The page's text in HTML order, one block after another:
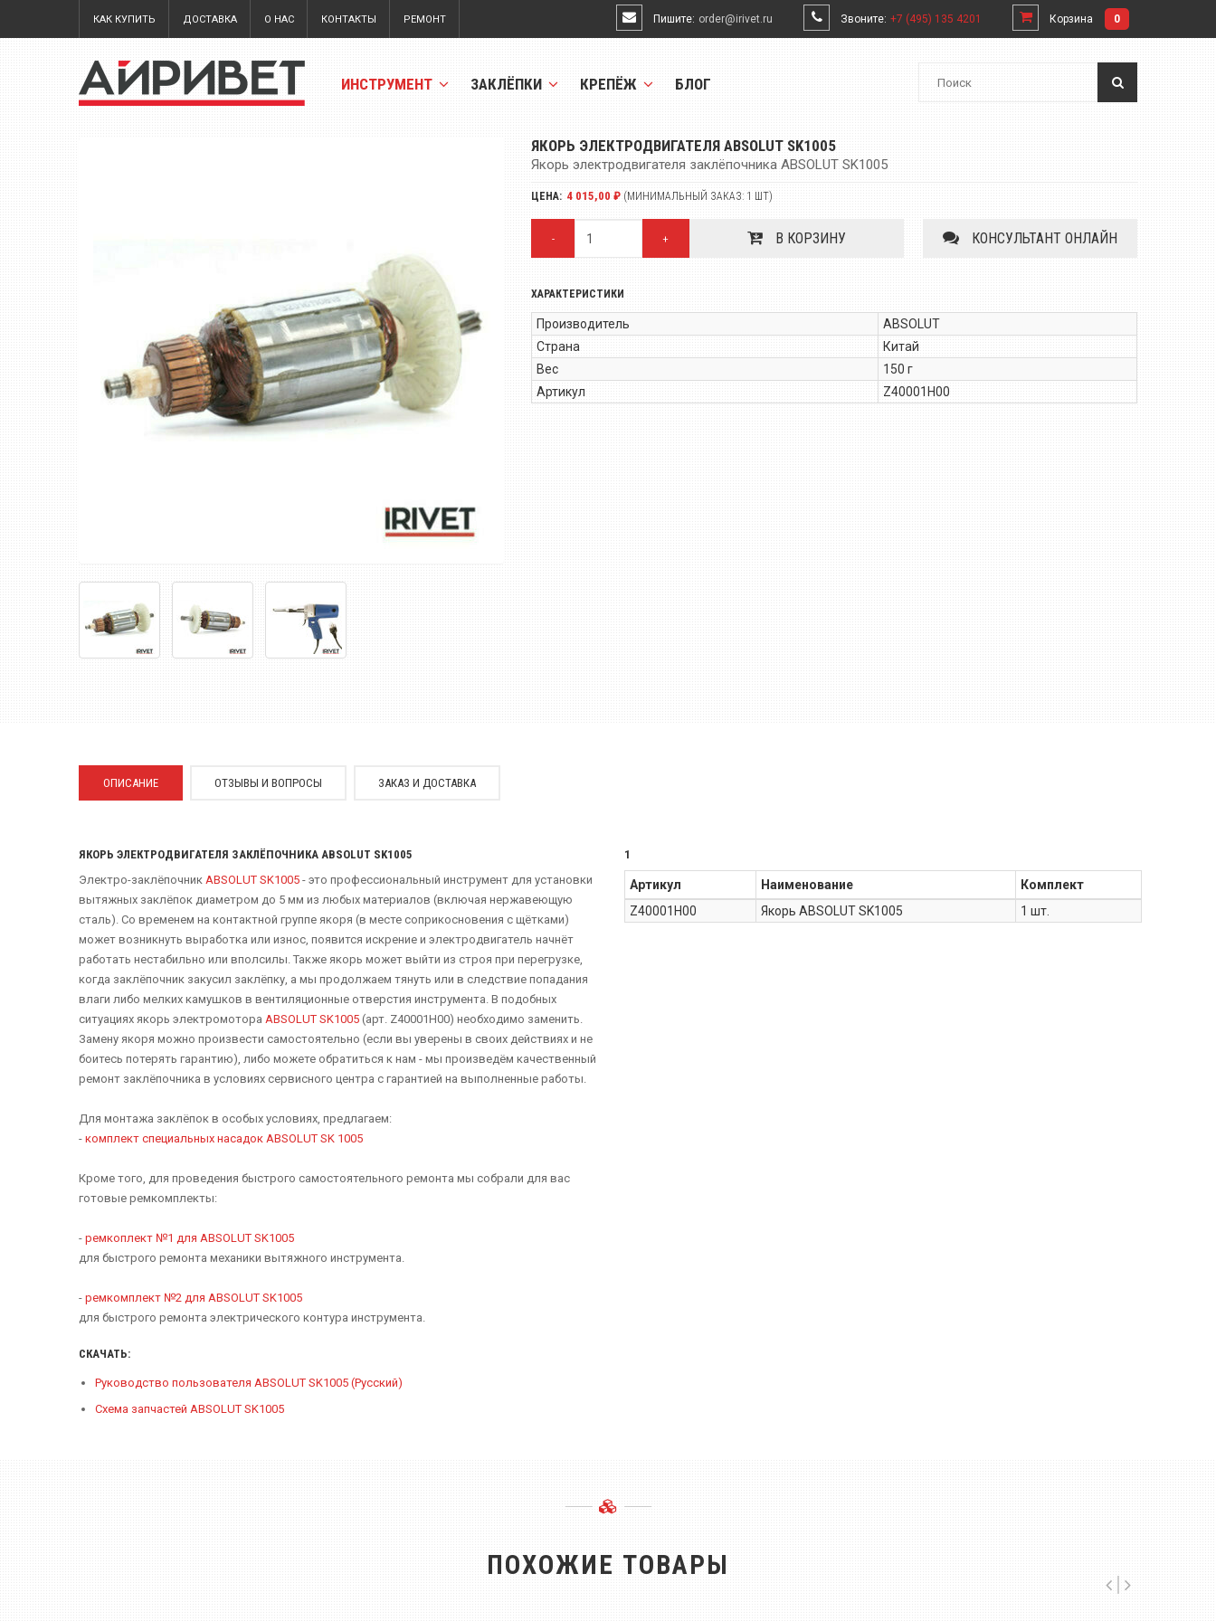
КАК КУПИТЬ ДОСТАВКА О НАС КОНТАКТЫ РЕМОНТ Пишите: order@irivet.ru Звоните: +7 (495) 135 4201 Корзина 0
ИНСТРУМЕНТ ЗАКЛЁПКИ КРЕПЁЖ БЛОГ
ЯКОРЬ ЭЛЕКТРОДВИГАТЕЛЯ ABSOLUT SK1005
Якорь электродвигателя заклёпочника ABSOLUT SK1005
ЦЕНА: 4 015,00 ₽ (МИНИМАЛЬНЫЙ ЗАКАЗ: 1 ШТ)
- + В КОРЗИНУ КОНСУЛЬТАНТ ОНЛАЙН
ХАРАКТЕРИСТИКИ
Производитель
ABSOLUT
Страна
Китай
Вес
150 г
Артикул
Z40001H00
ОПИСАНИЕ ОТЗЫВЫ И ВОПРОСЫ ЗАКАЗ И ДОСТАВКА
ЯКОРЬ ЭЛЕКТРОДВИГАТЕЛЯ ЗАКЛЁПОЧНИКА ABSOLUT SK1005
Электро-заклёпочник ABSOLUT SK1005 - это профессиональный инструмент для установки
вытяжных заклёпок диаметром до 5 мм из любых материалов (включая нержавеющую
сталь). Со временем на контактной группе якоря (в месте соприкосновения с щётками)
может возникнуть выработка или износ, появится искрение и электродвигатель начнёт
работать нестабильно или вполсилы. Также якорь может выйти из строя при перегрузке,
когда заклёпочник закусил заклёпку, а мы продолжаем тянуть или в следствие попадания
влаги либо мелких камушков в вентиляционные отверстия инструмента. В подобных
ситуациях якорь электромотора​ ABSOLUT SK1005 (арт. Z40001H00) необходимо заменить.
Замену якоря можно произвести самостоятельно (если вы уверены в своих действиях и не
боитесь потерять гарантию), либо можете обратиться к нам - мы произведём качественный
ремонт заклёпочника​ в условиях сервисного центра с гарантией на выполненные работы.
Для монтажа заклёпок в особых условиях, предлагаем:
- комплект специальных насадок ABSOLUT SK 1005
Кроме того, для проведения быстрого самостоятельного ремонта мы собрали для вас
готовые ремкомплекты:
- ремкоплект №1 для ABSOLUT SK1005
для быстрого ремонта механики вытяжного инструмента.
- ремкомплект №2 для ABSOLUT SK1005
для быстрого ремонта электрического контура инструмента.
СКАЧАТЬ:
Руководство пользователя ABSOLUT SK1005 (Русский)
Схема запчастей ABSOLUT SK1005
1
Артикул Наименование
Комплект
Z40001H00
Якорь ABSOLUT SK1005 1 шт.
ПОХОЖИЕ ТОВАРЫ